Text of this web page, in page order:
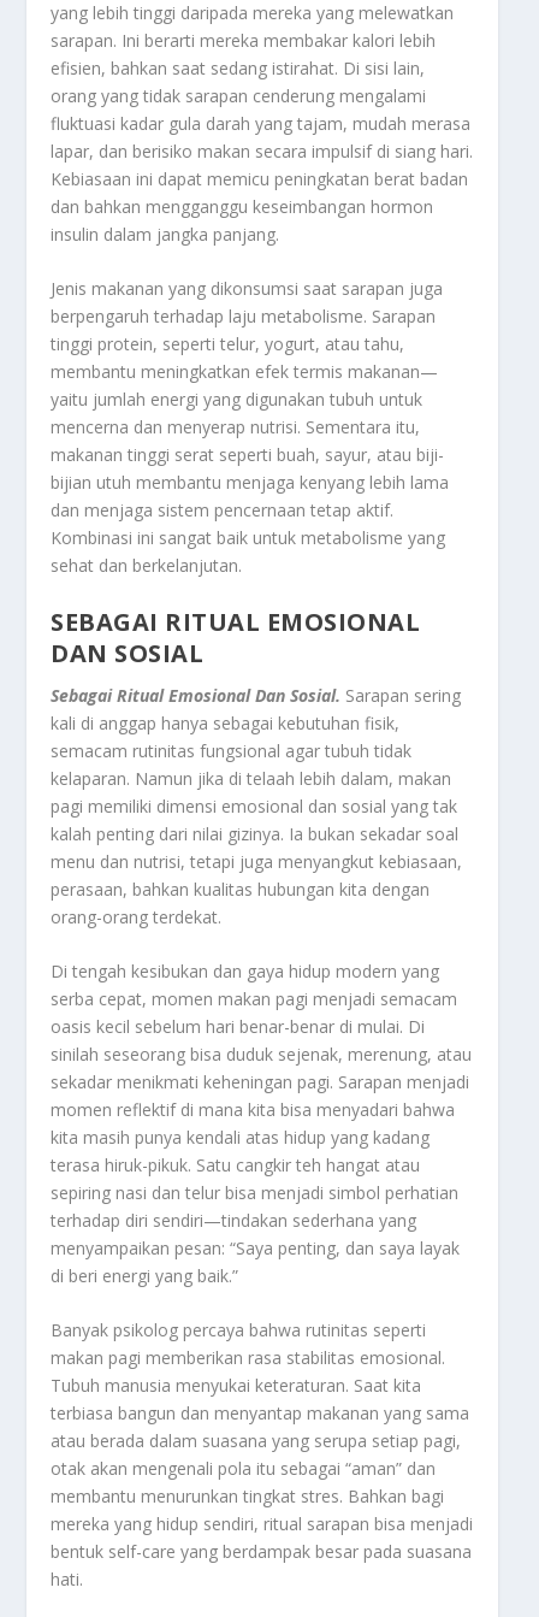
yang lebih tinggi daripada mereka yang melewatkan
sarapan. Ini berarti mereka membakar kalori lebih
efisien, bahkan saat sedang istirahat. Di sisi lain,
orang yang tidak sarapan cenderung mengalami
fluktuasi kadar gula darah yang tajam, mudah merasa
lapar, dan berisiko makan secara impulsif di siang hari.
Kebiasaan ini dapat memicu peningkatan berat badan
dan bahkan mengganggu keseimbangan hormon
insulin dalam jangka panjang.
Jenis makanan yang dikonsumsi saat sarapan juga
berpengaruh terhadap laju metabolisme. Sarapan
tinggi protein, seperti telur, yogurt, atau tahu,
membantu meningkatkan efek termis makanan—
yaitu jumlah energi yang digunakan tubuh untuk
mencerna dan menyerap nutrisi. Sementara itu,
makanan tinggi serat seperti buah, sayur, atau biji-
bijian utuh membantu menjaga kenyang lebih lama
dan menjaga sistem pencernaan tetap aktif.
Kombinasi ini sangat baik untuk metabolisme yang
sehat dan berkelanjutan.
SEBAGAI RITUAL EMOSIONAL
DAN SOSIAL
Sebagai Ritual Emosional Dan Sosial. Sarapan sering
kali di anggap hanya sebagai kebutuhan fisik,
semacam rutinitas fungsional agar tubuh tidak
kelaparan. Namun jika di telaah lebih dalam, makan
pagi memiliki dimensi emosional dan sosial yang tak
kalah penting dari nilai gizinya. Ia bukan sekadar soal
menu dan nutrisi, tetapi juga menyangkut kebiasaan,
perasaan, bahkan kualitas hubungan kita dengan
orang-orang terdekat.
Di tengah kesibukan dan gaya hidup modern yang
serba cepat, momen makan pagi menjadi semacam
oasis kecil sebelum hari benar-benar di mulai. Di
sinilah seseorang bisa duduk sejenak, merenung, atau
sekadar menikmati keheningan pagi. Sarapan menjadi
momen reflektif di mana kita bisa menyadari bahwa
kita masih punya kendali atas hidup yang kadang
terasa hiruk-pikuk. Satu cangkir teh hangat atau
sepiring nasi dan telur bisa menjadi simbol perhatian
terhadap diri sendiri—tindakan sederhana yang
menyampaikan pesan: “Saya penting, dan saya layak
di beri energi yang baik.”
Banyak psikolog percaya bahwa rutinitas seperti
makan pagi memberikan rasa stabilitas emosional.
Tubuh manusia menyukai keteraturan. Saat kita
terbiasa bangun dan menyantap makanan yang sama
atau berada dalam suasana yang serupa setiap pagi,
otak akan mengenali pola itu sebagai “aman” dan
membantu menurunkan tingkat stres. Bahkan bagi
mereka yang hidup sendiri, ritual sarapan bisa menjadi
bentuk self-care yang berdampak besar pada suasana
hati.